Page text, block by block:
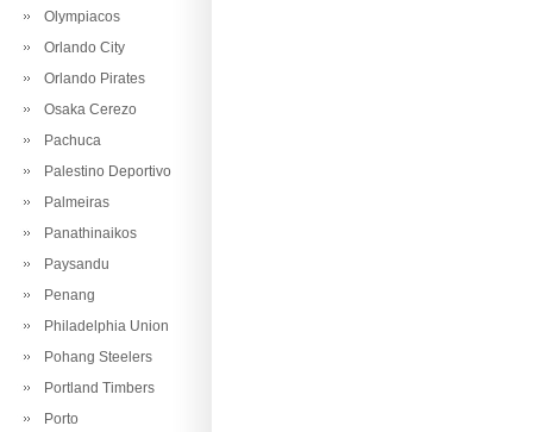
Olympiacos
Orlando City
Orlando Pirates
Osaka Cerezo
Pachuca
Palestino Deportivo
Palmeiras
Panathinaikos
Paysandu
Penang
Philadelphia Union
Pohang Steelers
Portland Timbers
Porto